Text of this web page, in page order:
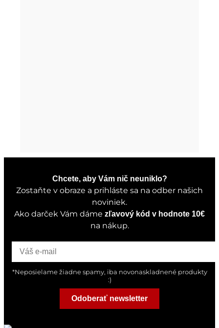
Chcete, aby Vám nič neuniklo?
Zostaňte v obraze a prihláste sa na odber našich
noviniek.
Ako darček Vám dáme zľavový kód v hodnote 10€
na nákup.
*Neposielame žiadne spamy, iba novonaskladnené produkty
:)
Odoberať newsletter